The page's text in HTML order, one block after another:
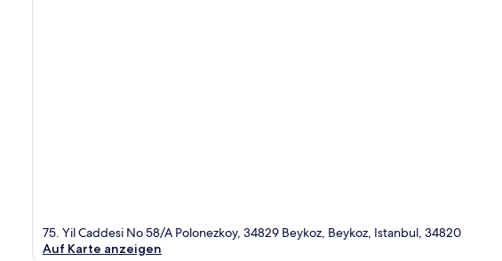
75. Yil Caddesi No 58/A Polonezkoy, 34829 Beykoz, Beykoz, Istanbul, 34820
Auf Karte anzeigen